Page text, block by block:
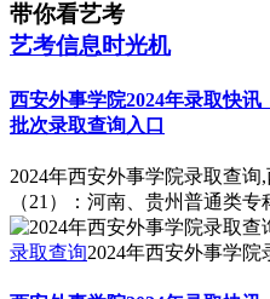
带你看艺考
艺考信息时光机
西安外事学院2024年录取快
批次录取查询入口
2024年西安外事学院录取查
（21）：河南、贵州普通类
录取查询2024年西安外事学院